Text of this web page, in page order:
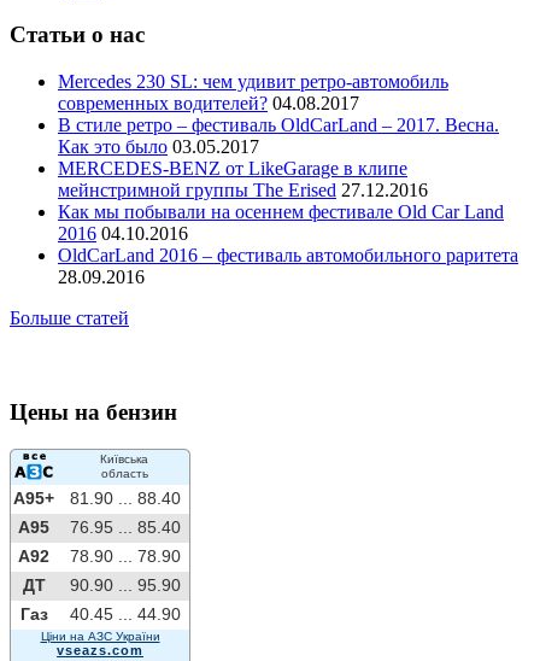
Статьи о нас
Mercedes 230 SL: чем удивит ретро-автомобиль
современных водителей? 04.08.2017
В стиле ретро – фестиваль OldCarLand – 2017. Весна.
Как это было 03.05.2017
MERCEDES-BENZ от LikeGarage в клипе
мейнстримной группы The Erised 27.12.2016
Как мы побывали на осеннем фестивале Old Car Land
2016 04.10.2016
OldCarLand 2016 – фестиваль автомобильного раритета
28.09.2016
Больше статей
Цены на бензин
Київська
область
A95+ 81.90 ...
88.40
A95
76.95 ...
85.40
A92
78.90 ...
78.90
ДТ
90.90 ...
95.90
Газ
40.45 ... 44.90
Ціни на АЗС України
vseazs.com